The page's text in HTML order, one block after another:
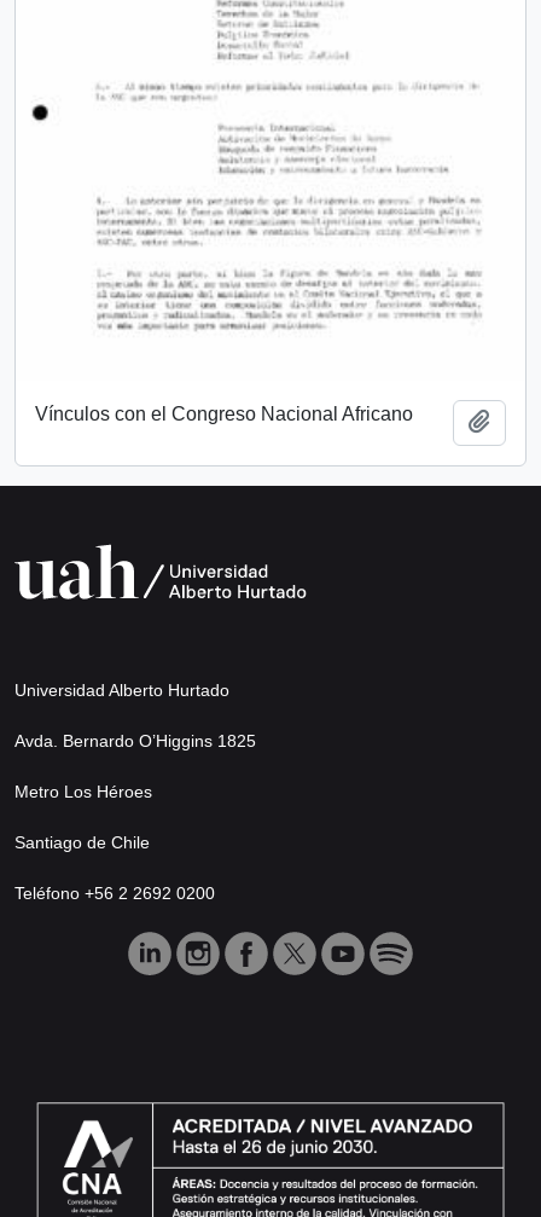
Vínculos con el Congreso Nacional Africano
Universidad Alberto Hurtado
Avda. Bernardo O’Higgins 1825
Metro Los Héroes
Santiago de Chile
Teléfono +56 2 2692 0200